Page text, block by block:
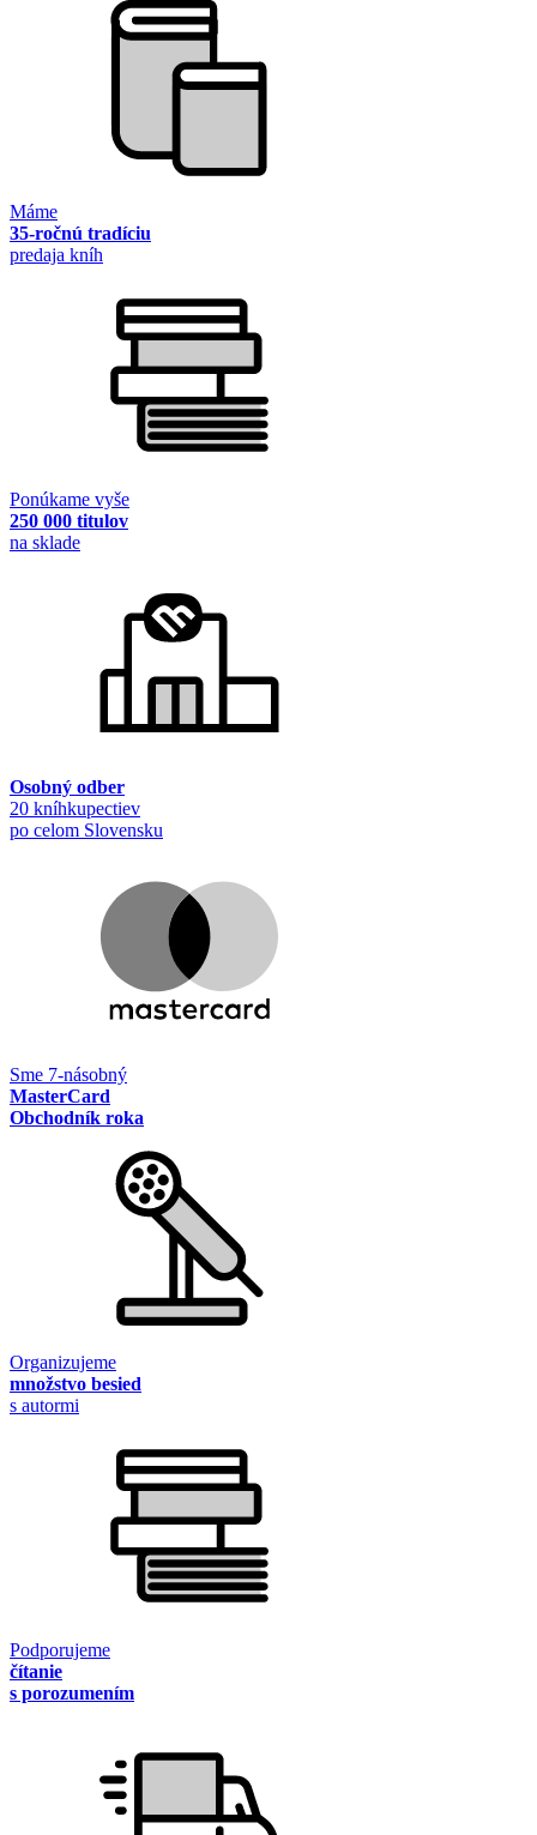
Máme
35-ročnú tradíciu
predaja kníh
Ponúkame vyše
250 000 titulov
na sklade
Osobný odber
20 kníhkupectiev
po celom Slovensku
Sme 7-násobný
MasterCard
Obchodník roka
Organizujeme
množstvo besied
s autormi
Podporujeme
čítanie
s porozumením